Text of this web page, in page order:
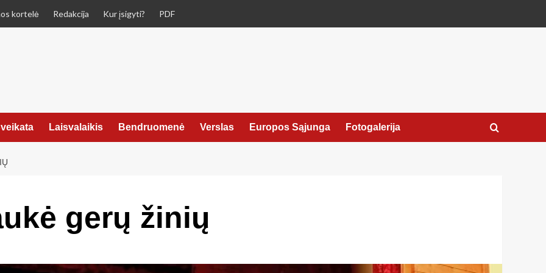
kortelė Redakcija Kur įsigyti? PDF
Laisvalaikis Bendruomenė Verslas Europos Sąjunga Fotogalerija
gerų žinių